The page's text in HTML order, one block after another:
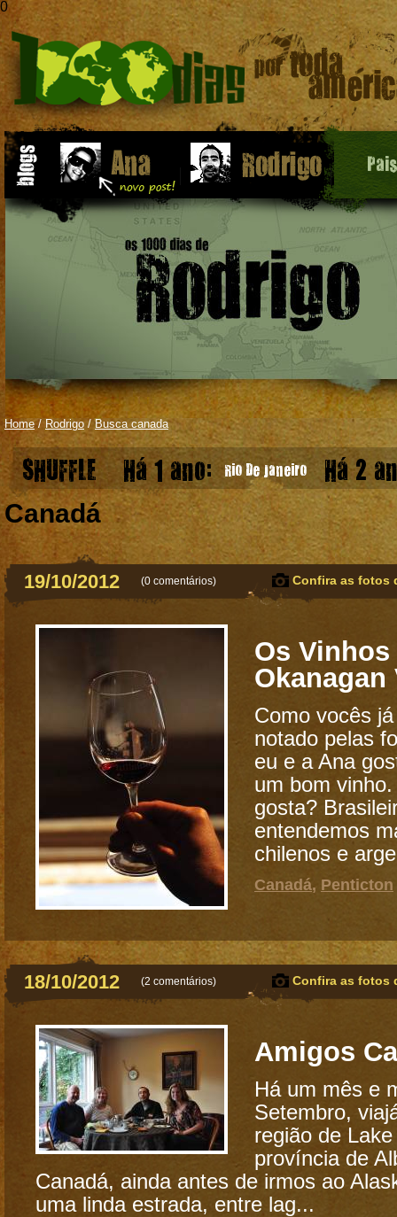
0
Home/ Rodrigo /Busca canada
SHUFFLE Há 1 ano: Rio De Janeiro Há 2
Canadá
19/10/2012 (0 comentários) Confira as fotos
Os Vinhos
Okanagan
Como vocês
notado pelas
eu e a Ana
um bom
gosta?
entendemos
chilenos e
Canadá, Penticton
18/10/2012 (2 comentários) Confira as fotos
Amigos
Há um mês e
Setembro,
região de
província de
Canadá, ainda antes de irmos ao
uma linda estrada, entre lag...